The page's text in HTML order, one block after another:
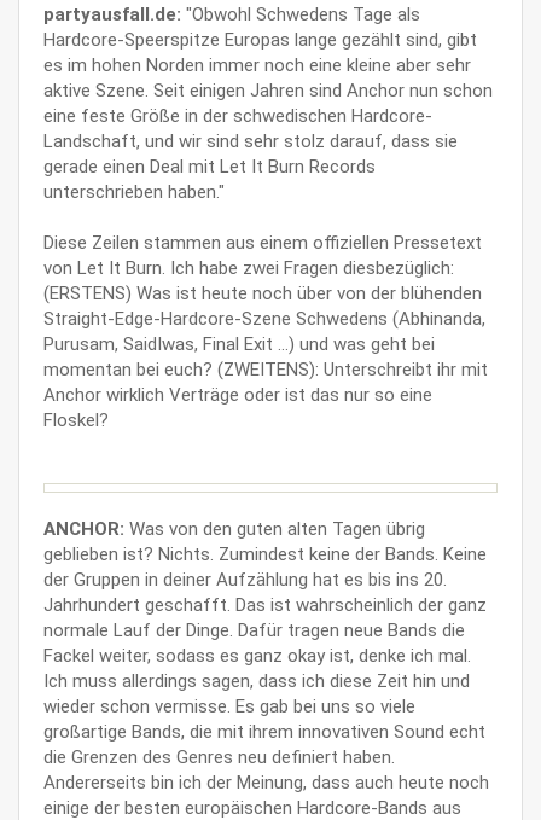
partyausfall.de: "Obwohl Schwedens Tage als
Hardcore-Speerspitze Europas lange gezählt sind, gibt
es im hohen Norden immer noch eine kleine aber sehr
aktive Szene. Seit einigen Jahren sind Anchor nun schon
eine feste Größe in der schwedischen Hardcore-
Landschaft, und wir sind sehr stolz darauf, dass sie
gerade einen Deal mit Let It Burn Records
unterschrieben haben."
Diese Zeilen stammen aus einem offiziellen Pressetext
von Let It Burn. Ich habe zwei Fragen diesbezüglich:
(ERSTENS) Was ist heute noch über von der blühenden
Straight-Edge-Hardcore-Szene Schwedens (Abhinanda,
Purusam, SaidIwas, Final Exit ...) und was geht bei
momentan bei euch? (ZWEITENS): Unterschreibt ihr mit
Anchor wirklich Verträge oder ist das nur so eine
Floskel?
ANCHOR: Was von den guten alten Tagen übrig
geblieben ist? Nichts. Zumindest keine der Bands. Keine
der Gruppen in deiner Aufzählung hat es bis ins 20.
Jahrhundert geschafft. Das ist wahrscheinlich der ganz
normale Lauf der Dinge. Dafür tragen neue Bands die
Fackel weiter, sodass es ganz okay ist, denke ich mal.
Ich muss allerdings sagen, dass ich diese Zeit hin und
wieder schon vermisse. Es gab bei uns so viele
großartige Bands, die mit ihrem innovativen Sound echt
die Grenzen des Genres neu definiert haben.
Andererseits bin ich der Meinung, dass auch heute noch
einige der besten europäischen Hardcore-Bands aus